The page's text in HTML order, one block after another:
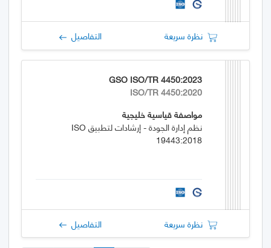
نظرة سريعة التفاصيل
GSO ISO/TR 4450:2023
ISO/TR 4450:2020
مواصفة قياسية خليجية
نظم إدارة الجودة - إرشادات لتطبيق ISO
19443:2018
نظرة سريعة التفاصيل